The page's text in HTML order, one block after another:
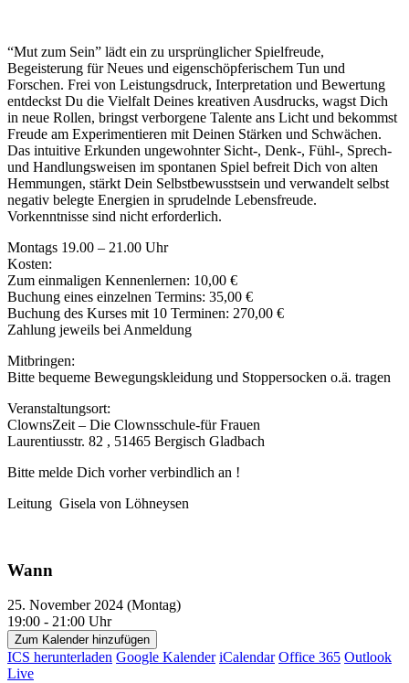
“Mut zum Sein” lädt ein zu ursprünglicher Spielfreude,
Begeisterung für Neues und eigenschöpferischem Tun und
Forschen. Frei von Leistungsdruck, Interpretation und Bewertung
entdeckst Du die Vielfalt Deines kreativen Ausdrucks, wagst Dich
in neue Rollen, bringst verborgene Talente ans Licht und bekommst
Freude am Experimentieren mit Deinen Stärken und Schwächen.
Das intuitive Erkunden ungewohnter Sicht-, Denk-, Fühl-, Sprech-
und Handlungsweisen im spontanen Spiel befreit Dich von alten
Hemmungen, stärkt Dein Selbstbewusstsein und verwandelt selbst
negativ belegte Energien in sprudelnde Lebensfreude.
Vorkenntnisse sind nicht erforderlich.
Montags 19.00 – 21.00 Uhr
Kosten:
Zum einmaligen Kennenlernen: 10,00 €
Buchung eines einzelnen Termins: 35,00 €
Buchung des Kurses mit 10 Terminen: 270,00 €
Zahlung jeweils bei Anmeldung
Mitbringen:
Bitte bequeme Bewegungskleidung und Stoppersocken o.ä. tragen
Veranstaltungsort:
ClownsZeit – Die Clownsschule-für Frauen
Laurentiusstr. 82 , 51465 Bergisch Gladbach
Bitte melde Dich vorher verbindlich an !
Leitung Gisela von Löhneysen
Wann
25. November 2024 (Montag)
19:00 - 21:00 Uhr
Zum Kalender hinzufügen
ICS herunterladen Google Kalender iCalendar Office 365 Outlook
Live